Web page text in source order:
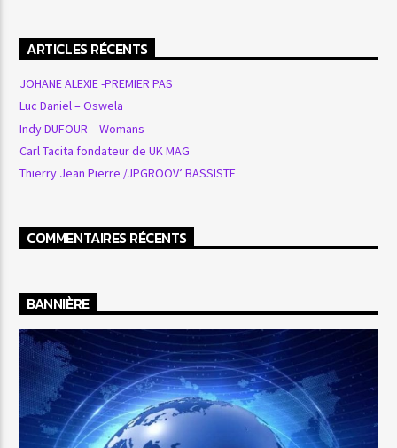
ARTICLES RÉCENTS
JOHANE ALEXIE -PREMIER PAS
Luc Daniel – Oswela
Indy DUFOUR – Womans
Carl Tacita fondateur de UK MAG
Thierry Jean Pierre /JPGROOV’ BASSISTE
COMMENTAIRES RÉCENTS
BANNIÈRE